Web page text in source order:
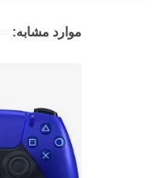
موارد مشابه: